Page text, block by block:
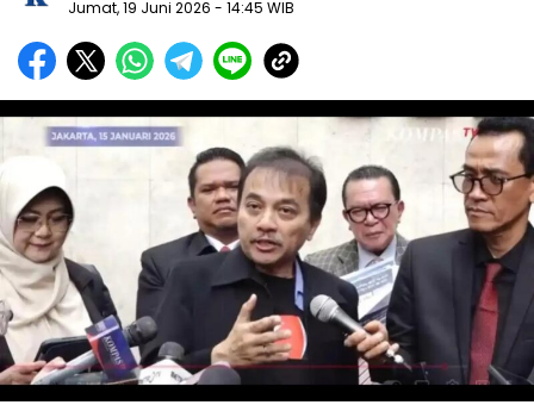
Jumat, 19 Juni 2026 - 14:45 WIB